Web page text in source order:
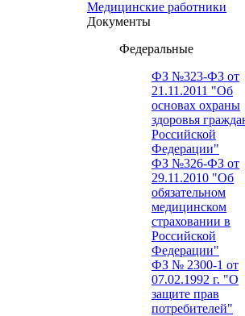
Медицинские работники
Документы
Федеральные
ФЗ №323-ФЗ от
21.11.2011 "Об
основах охраны
здоровья
Российской
Федерации"
ФЗ №326-ФЗ от
29.11.2010 "Об
обязательном
медицинском
страховании в
Российской
Федерации"
ФЗ № 2300-1 от
07.02.1992 г. "О
защите прав
потребителей"